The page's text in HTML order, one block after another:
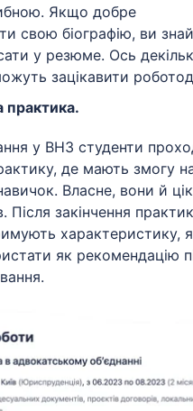
Якщо добре
свою біографію, ви
у резюме. Ось
зацікавити
практика.
у ВНЗ студенти
де мають змогу
Власне, вони й
Після закінчення
характеристику,
як рекомендацію